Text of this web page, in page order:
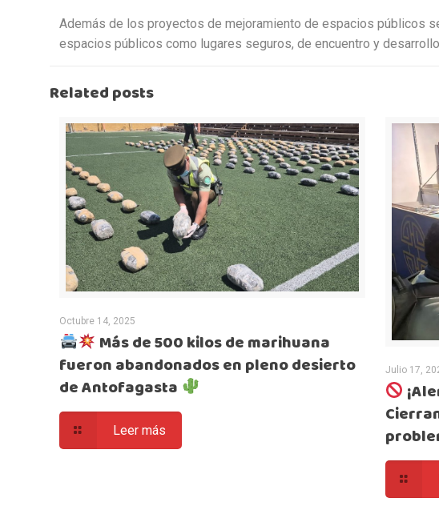
Además de los proyectos de mejoramiento de espacios públicos
espacios públicos como lugares seguros, de encuentro y
Related posts
Octubre 14, 2025
Más de 500 kilos de marihuana
fueron abandonados en pleno desierto
de Antofagasta
Leer más
Julio 17,